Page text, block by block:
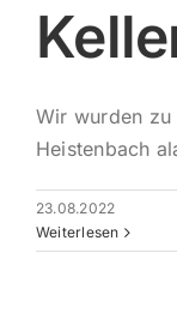
Wir wurden zu
Heistenbach
23.08.2022
Weiterlesen